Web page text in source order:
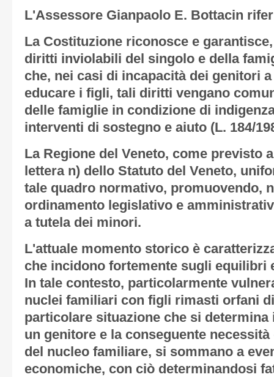
L'Assessore Gianpaolo E. Bottacin
La Costituzione riconosce e
diritti inviolabili del singolo e della
che, nei casi di incapacità dei genitori
educare i figli, tali diritti vengano
delle famiglie in condizione di
interventi di sostegno e aiuto (L. 184/
La Regione del Veneto, come previsto
lettera n) dello Statuto del Veneto,
tale quadro normativo, promuovendo,
ordinamento legislativo e
a tutela dei minori.
L'attuale momento storico è
che incidono fortemente sugli equilibri
In tale contesto, particolarmente
nuclei familiari con figli rimasti orfani
particolare situazione che si
un genitore e la conseguente
del nucleo familiare, si sommano a
economiche, con ciò determinandosi